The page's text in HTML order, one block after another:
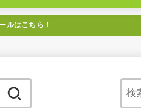
ルはこちら！